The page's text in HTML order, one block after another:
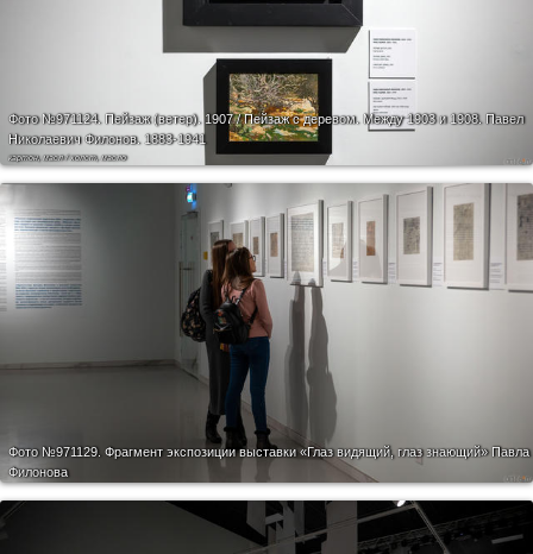
Фото №971124. Пейзаж (ветер). 1907 / Пейзаж с деревом. Между 1903 и 1908. Павел
Николаевич Филонов. 1883-1941
картон, масл / холст, масло
Фото №971129. Фрагмент экспозиции выставки «Глаз видящий, глаз знающий» Павла
Филонова